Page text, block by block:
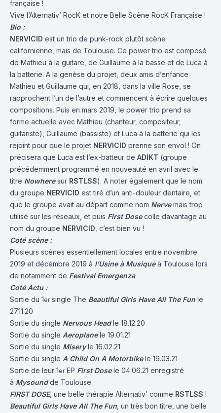
française !
Vive l’Alternativ’ RocK et notre Belle Scène RocK Française !
Bio :
NERVICID est un trio de punk-rock plutôt scène
californienne, mais de Toulouse. Ce power trio est composé
de Mathieu à la guitare, de Guillaume à la basse et de Luca à
la batterie. A la genèse du projet, deux amis d’enfance
Mathieu et Guillaume qui, en 2018, dans la ville Rose, se
rapprochent l’un de l’autre et commencent à écrire quelques
compositions. Puis en mars 2019, le power trio prend sa
forme actuelle avec Mathieu (chanteur, compositeur,
guitariste), Guillaume (bassiste) et Luca à la batterie qui les
rejoint pour que le projet NERVICID prenne son envol ! On
précisera que Luca est l’ex-batteur de ADIKT (groupe
précédemment programmé en nouveauté en avril avec le
titre Nowheresur RSTLSS). A noter également que le nom
du groupe NERVICID est tiré d’un anti-douleur dentaire, et
que le groupe avait au départ comme nom Nervemais trop
utilisé sur les réseaux, et puis First Dosecolle davantage au
nom du groupe NERVICID , c’est bien vu !
Coté scène :
Plusieurs scènes essentiellement locales entre novembre
2019 et décembre 2019 à l’Usine à Musiqueà Toulouse lors
de notamment de Festival Emergenza
Coté Actu :
Sortie du 1ersingle The Beautiful Girls Have All The Fun le
27.11.20
Sortie du single Nervous Headle 18.12.20
Sortie du single Aeroplanele 19.01.21
Sortie du single Miseryle 16.02.21
Sortie du single A Child On A Motorbikele 19.03.21
Sortie de leur 1erEP First Dose le 04.06.21 enregistré
à Mysoundde Toulouse
FIRST DOSE, une belle thérapie Alternativ’ comme RSTLSS !
Beautiful Girls Have All The Fun , un très bon titre, une belle